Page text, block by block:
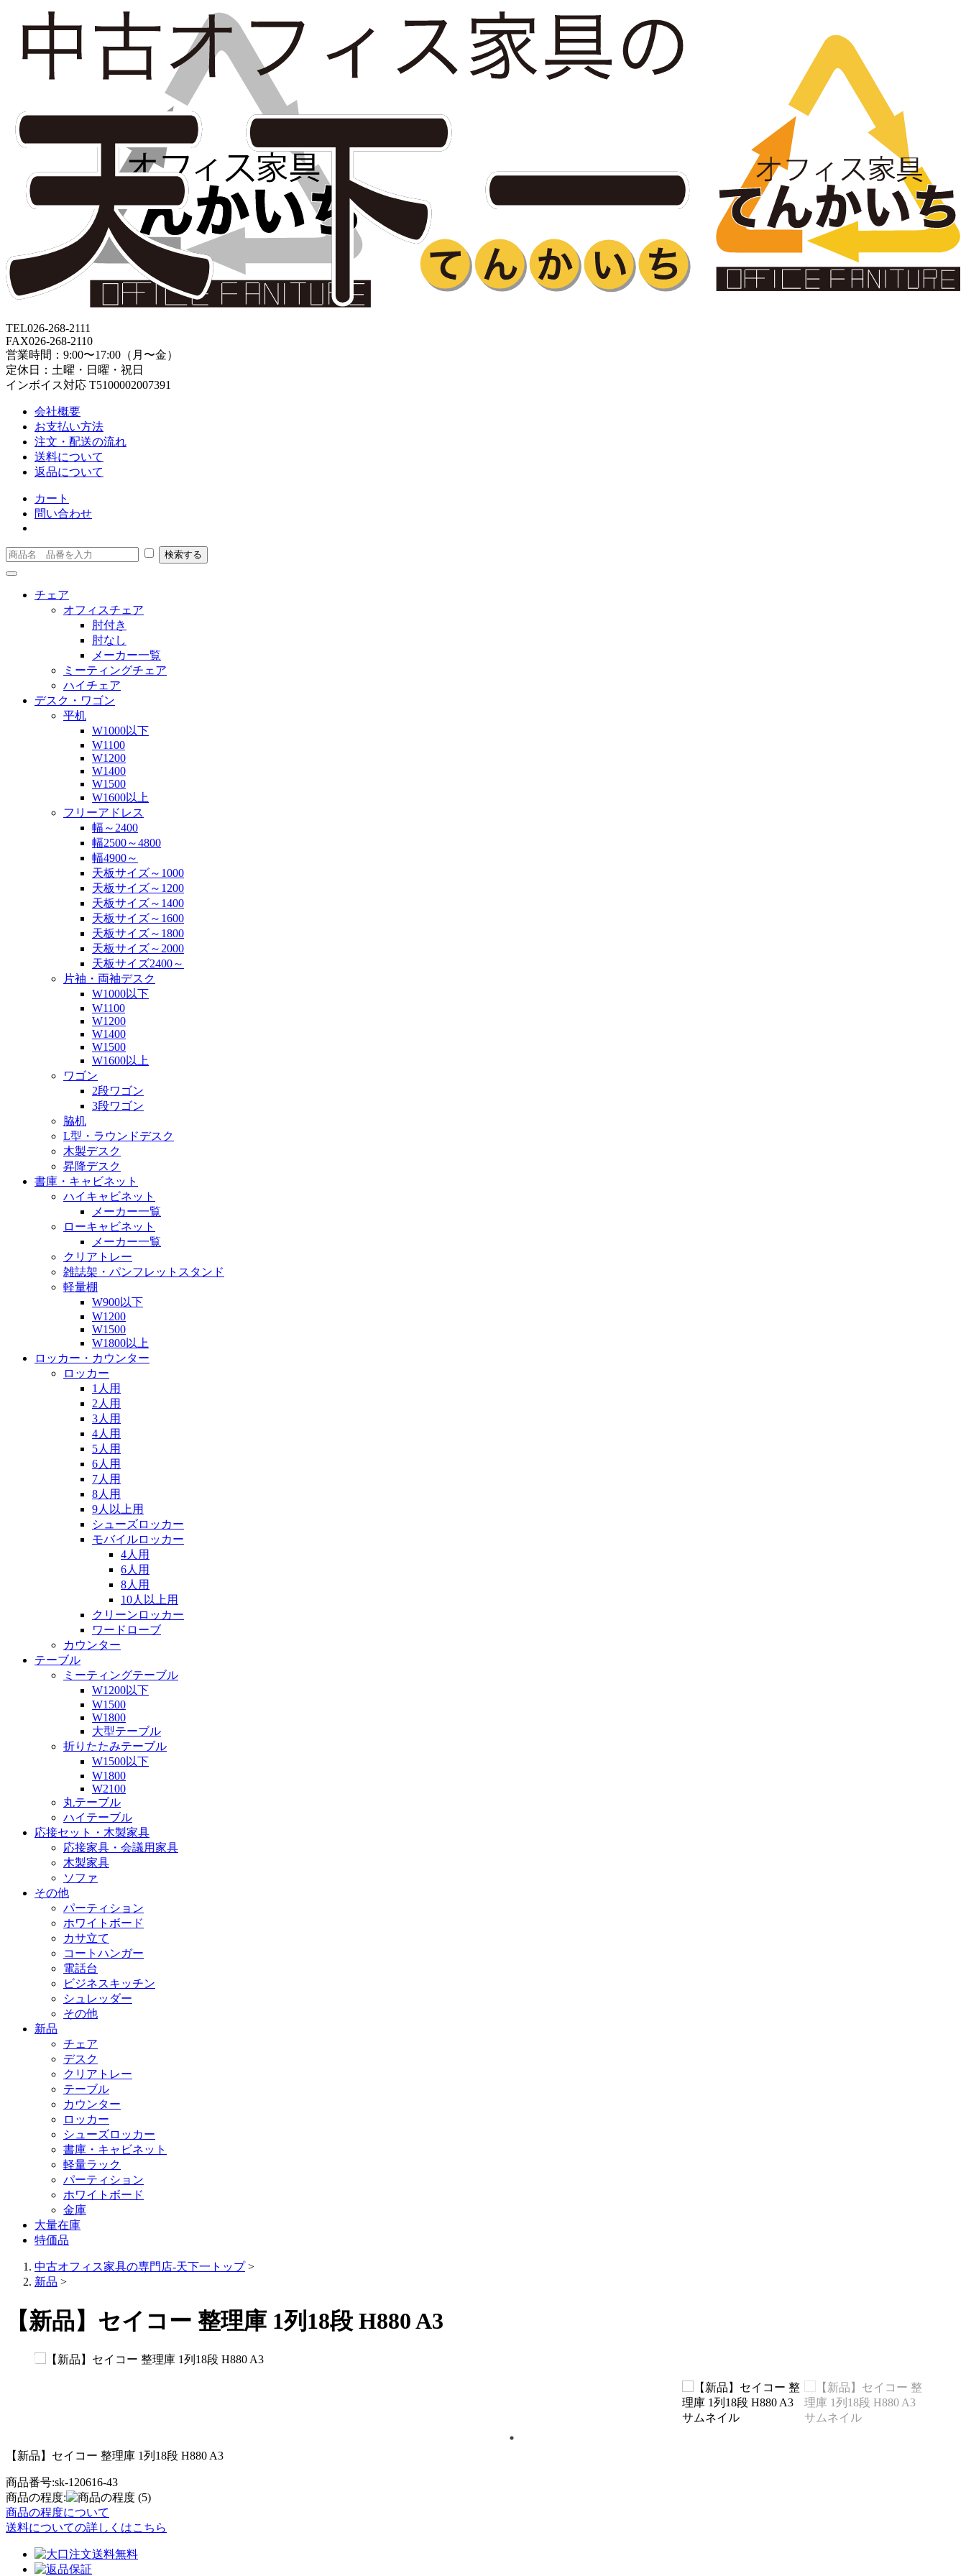
TEL026-268-2111
FAX026-268-2110
営業時間：9:00〜17:00（月〜金）
定休日：土曜・日曜・祝日
インボイス対応 T5100002007391
会社概要
お支払い方法
注文・配送の流れ
送料について
返品について
カート
問い合わせ
チェア
オフィスチェア
肘付き
肘なし
メーカー一覧
ミーティングチェア
ハイチェア
デスク・ワゴン
平机
W1000以下
W1100
W1200
W1400
W1500
W1600以上
フリーアドレス
幅～2400
幅2500～4800
幅4900～
天板サイズ～1000
天板サイズ～1200
天板サイズ～1400
天板サイズ～1600
天板サイズ～1800
天板サイズ～2000
天板サイズ2400～
片袖・両袖デスク
W1000以下
W1100
W1200
W1400
W1500
W1600以上
ワゴン
2段ワゴン
3段ワゴン
脇机
L型・ラウンドデスク
木製デスク
昇降デスク
書庫・キャビネット
ハイキャビネット
メーカー一覧
ローキャビネット
メーカー一覧
クリアトレー
雑誌架・パンフレットスタンド
軽量棚
W900以下
W1200
W1500
W1800以上
ロッカー・カウンター
ロッカー
1人用
2人用
3人用
4人用
5人用
6人用
7人用
8人用
9人以上用
シューズロッカー
モバイルロッカー
4人用
6人用
8人用
10人以上用
クリーンロッカー
ワードローブ
カウンター
テーブル
ミーティングテーブル
W1200以下
W1500
W1800
大型テーブル
折りたたみテーブル
W1500以下
W1800
W2100
丸テーブル
ハイテーブル
応接セット・木製家具
応接家具・会議用家具
木製家具
ソファ
その他
パーティション
ホワイトボード
カサ立て
コートハンガー
電話台
ビジネスキッチン
シュレッダー
その他
新品
チェア
デスク
クリアトレー
テーブル
カウンター
ロッカー
シューズロッカー
書庫・キャビネット
軽量ラック
パーティション
ホワイトボード
金庫
大量在庫
特価品
中古オフィス家具の専門店-天下一トップ>
新品 >
【新品】セイコー 整理庫 1列18段 H880 A3
【新品】セイコー 整理庫 1列18段 H880 A3
商品番号:sk-120616-43
商品の程度:
(5)
商品の程度について
送料についての詳しくはこちら